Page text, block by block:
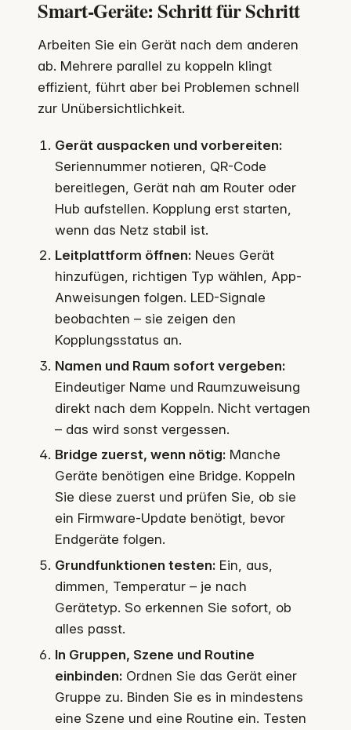
Smart-Geräte: Schritt für Schritt
Arbeiten Sie ein Gerät nach dem anderen
ab. Mehrere parallel zu koppeln klingt
effizient, führt aber bei Problemen schnell
zur Unübersichtlichkeit.
Gerät auspacken und vorbereiten:
Seriennummer notieren, QR-Code
bereitlegen, Gerät nah am Router oder
Hub aufstellen. Kopplung erst starten,
wenn das Netz stabil ist.
Leitplattform öffnen: Neues Gerät
hinzufügen, richtigen Typ wählen, App-
Anweisungen folgen. LED-Signale
beobachten – sie zeigen den
Kopplungsstatus an.
Namen und Raum sofort vergeben:
Eindeutiger Name und Raumzuweisung
direkt nach dem Koppeln. Nicht vertagen
– das wird sonst vergessen.
Bridge zuerst, wenn nötig: Manche
Geräte benötigen eine Bridge. Koppeln
Sie diese zuerst und prüfen Sie, ob sie
ein Firmware-Update benötigt, bevor
Endgeräte folgen.
Grundfunktionen testen: Ein, aus,
dimmen, Temperatur – je nach
Gerätetyp. So erkennen Sie sofort, ob
alles passt.
In Gruppen, Szene und Routine
einbinden: Ordnen Sie das Gerät einer
Gruppe zu. Binden Sie es in mindestens
eine Szene und eine Routine ein. Testen